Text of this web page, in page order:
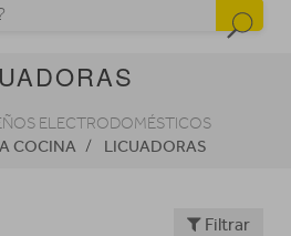
ELECTRODOMÉSTICOS
COCINA LICUADORAS
Filtrar